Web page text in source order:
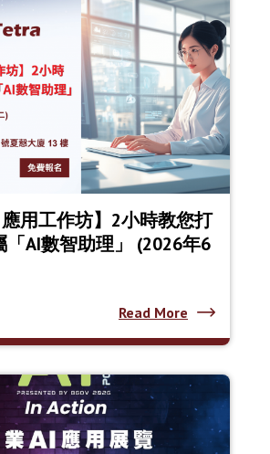
應用工作坊】2小時教您打
「AI數智助理」 (2026年6
Read More